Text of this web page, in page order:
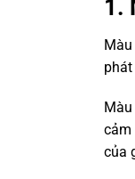
1.
cảm
của